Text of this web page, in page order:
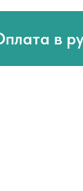
в